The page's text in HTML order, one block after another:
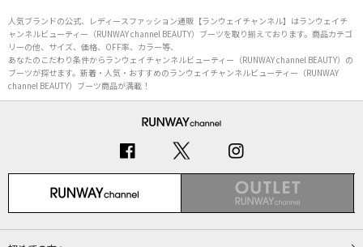
人気ブランドの公式、レディースファッション通販【ランウェイチャンネル】はランウェイチ
ャンネルビューティー（RUNWAY channel BEAUTY）ブーツを取り揃えております。商品カテゴ
リーの他、サイズ、価格、OFF率、カラー等、
あなたのこだわり条件からランウェイチャンネルビューティー（RUNWAY channel BEAUTY）の
ブーツが探せます。新着・人気・おすすめのランウェイチャンネルビューティー（RUNWAY
channel BEAUTY）ブーツ商品が満載！